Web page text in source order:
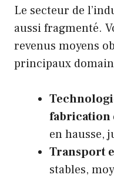
Le secteur de
aussi fragmenté.
revenus moyens
principaux
fabrication
en hausse,
Transport
stables,